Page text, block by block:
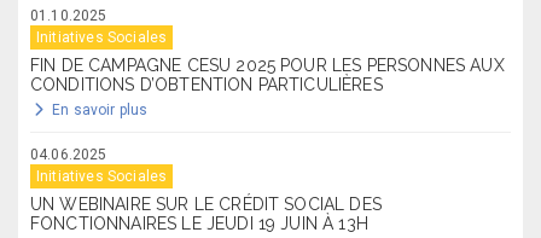
01.10.2025
Initiatives Sociales
FIN DE CAMPAGNE CESU 2025 POUR LES PERSONNES AUX
CONDITIONS D’OBTENTION PARTICULIÈRES
En savoir plus
04.06.2025
Initiatives Sociales
UN WEBINAIRE SUR LE CRÉDIT SOCIAL DES
FONCTIONNAIRES LE JEUDI 19 JUIN À 13H